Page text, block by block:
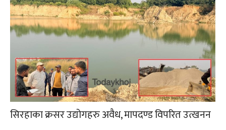
सिरहाका क्रसर उद्योगहरु अवैध, मापदण्ड विपरित उत्खनन